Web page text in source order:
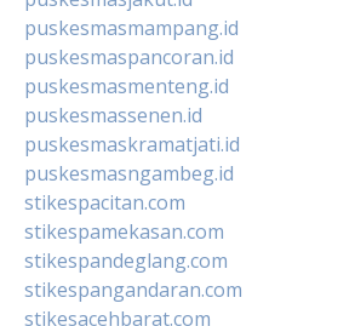
puskesmasmampang.id
puskesmaspancoran.id
puskesmasmenteng.id
puskesmassenen.id
puskesmaskramatjati.id
puskesmasngambeg.id
stikespacitan.com
stikespamekasan.com
stikespandeglang.com
stikespangandaran.com
stikesacehbarat.com